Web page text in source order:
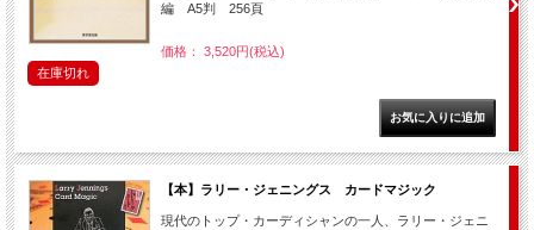
編 A5判 256頁
価格： 3,520円(税込)
在庫切れ
【本】ラリー・ジェニングス カードマジック
現代のトップ・カーディシャンの一人、ラリー・ジェニ